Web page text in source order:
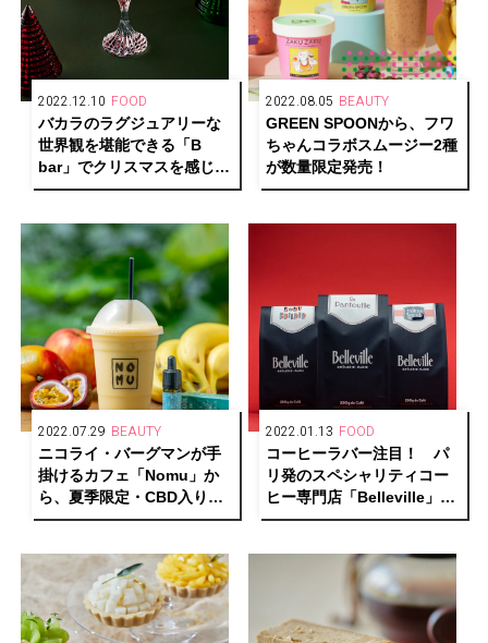
2022.12.10 FOOD
バカラのラグジュアリーな
世界観を堪能できる「B
bar」でクリスマスを感じる
オリジナルカクテル提供中
2022.08.05 BEAUTY
GREEN SPOONから、フワ
ちゃんコラボスムージー2種
が数量限定発売！
2022.07.29 BEAUTY
ニコライ・バーグマンが手
掛けるカフェ「Nomu」か
ら、夏季限定・CBD入りス
ムージーが登場
2022.01.13 FOOD
コーヒーラバー注目！ パ
リ発のスペシャリティコー
ヒー専門店「Belleville」が
満を持して日本上陸。